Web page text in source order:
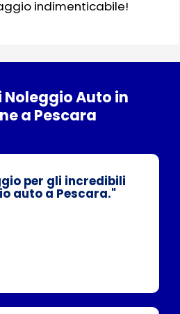
indimenticabile!
Noleggio Auto in
a Pescara
per gli incredibili
auto a Pescara."